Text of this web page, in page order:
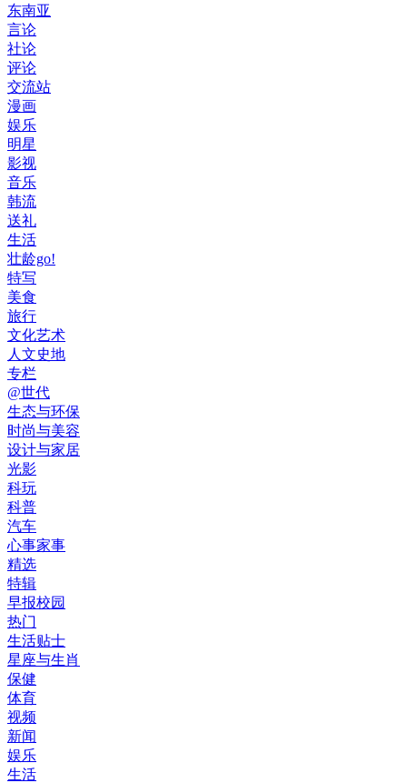
东南亚
言论
社论
评论
交流站
漫画
娱乐
明星
影视
音乐
韩流
送礼
生活
壮龄go!
特写
美食
旅行
文化艺术
人文史地
专栏
@世代
生态与环保
时尚与美容
设计与家居
光影
科玩
科普
汽车
心事家事
精选
特辑
早报校园
热门
生活贴士
星座与生肖
保健
体育
视频
新闻
娱乐
生活